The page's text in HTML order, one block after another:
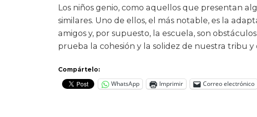
Los niños genio, como aquellos que presentan
similares. Uno de ellos, el más notable, es la
amigos y, por supuesto, la escuela, son
prueba la cohesión y la solidez de nuestra tribu
Compártelo:
WhatsApp Imprimir Correo electrónico